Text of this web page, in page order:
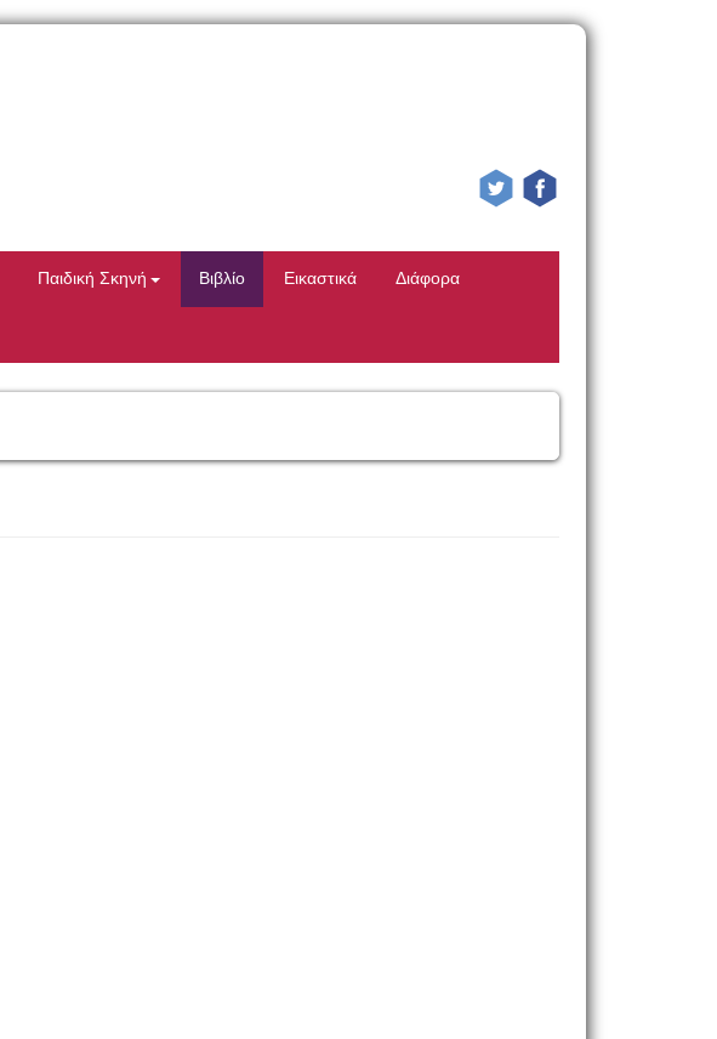
Παιδική Σκηνή Βιβλίο Εικαστικά Διάφορα